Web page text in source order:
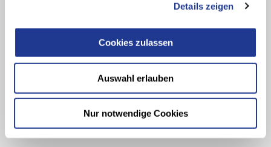
Details zeigen
Cookies zulassen
Auswahl erlauben
Nur notwendige Cookies
尊敬的
名字
姓氏